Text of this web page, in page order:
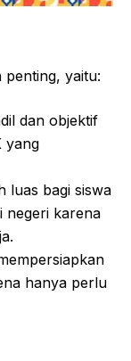
penting, yaitu:
dan objektif
yang
luas bagi siswa
negeri karena
hanya perlu